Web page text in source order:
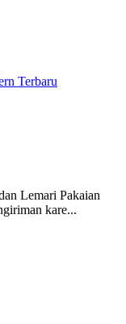
Terbaru
Lemari Pakaian
kare...
p...